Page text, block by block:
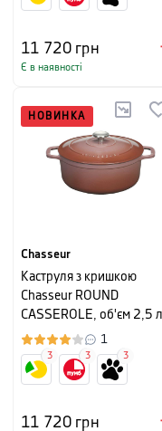
11 720грн
Є в наявності
НОВИНКА
Chasseur
Каструля з кришкою
Chasseur ROUND
CASSEROLE, об'єм 2,5
діаметр 20 см, сушена
троянда
1
11 720грн
3 3 3